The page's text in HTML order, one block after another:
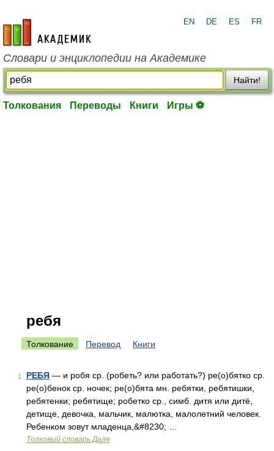
academic.ru
EN DE ES FR
Словари и энциклопедии на Академике
Найти!
Толкования Переводы Книги Игры ⚽
ребя
Толкование Перевод Книги
1 РЕБЯ — и робя ср. (робеть? или работать?) ре(о)бятко ср.
ре(о)бенок ср. ночек; ре(о)бята мн. ребятки, ребятишки,
ребятенки; ребятище; робетко ср., симб. дитя или дитё,
детище, девочка, мальчик, малютка, малолетний человек.
Ребенком зовут младенца,&#8230; …
Толковый словарь Даля